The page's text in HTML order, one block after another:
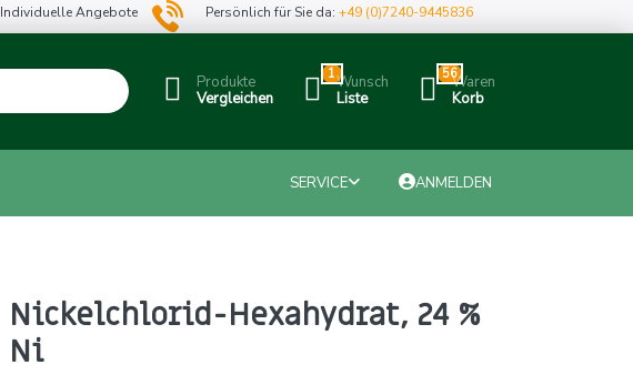
Individuelle Angebote Persönlich für Sie da:+49 (0)7240-9445836
Produkte
Vergleichen
1Wunsch
Liste
56Waren
Korb
SERVICE ANMELDEN
Nickelchlorid-Hexahydrat, 24 %
Ni